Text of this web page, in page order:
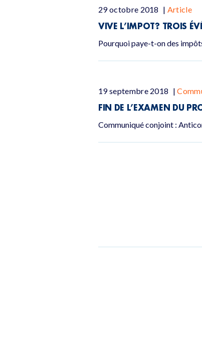
29 octobre 2018 | Article
VIVE L’IMPOT? TROIS
Pourquoi paye-t-on des
19 septembre 2018 |
FIN DE L’EXAMEN DU
Communiqué conjoint :